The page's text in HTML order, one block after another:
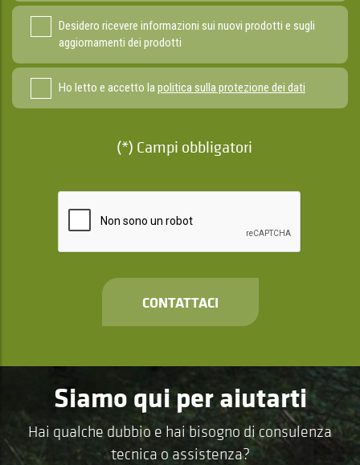
Desidero ricevere informazioni sui nuovi prodotti e sugli
aggiornamenti dei prodotti
Ho letto e accetto lapolitica sulla protezione dei dati
(*) Campi obbligatori
CONTATTACI
Siamo qui per aiutarti
Hai qualche dubbio e hai bisogno di consulenza
tecnica o assistenza?